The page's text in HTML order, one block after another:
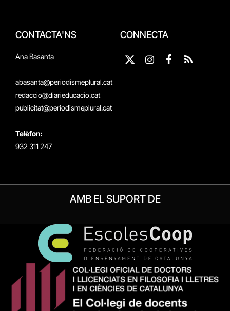
CONTACTA'NS
Ana Basanta
abasanta@periodismeplural.cat
redaccio@diarieducacio.cat
publicitat@periodismeplural.cat
Telèfon:
932 311 247
CONNECTA
X
Instagram
Facebook
RSS
AMB EL SUPORT DE